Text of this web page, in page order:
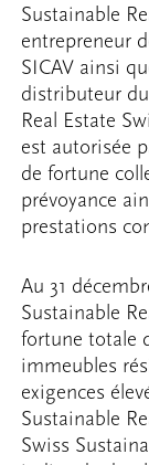
Sustainable
entrepreneur
SICAV ainsi
distributeur
Real Estate
est autorisée
de fortune
prévoyance
prestations
Au 31
Sustainable
fortune totale
immeubles
exigences
Sustainable
Swiss